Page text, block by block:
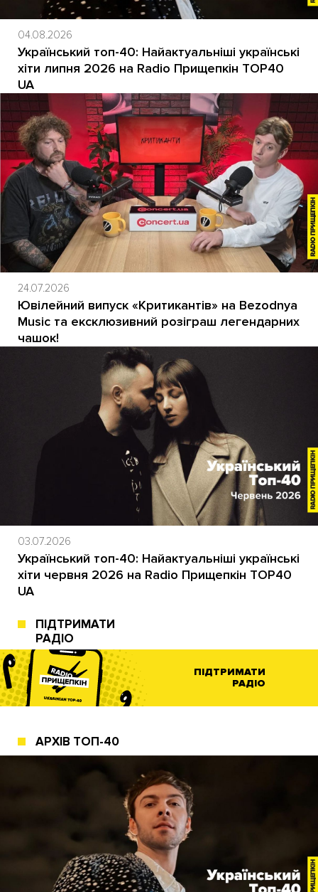
04.08.2026
Український топ-40: Найактуальніші українські
хіти липня 2026 на Radio Прищепкін TOP40
UA
24.07.2026
Ювілейний випуск «Критикантів» на Bezodnya
Music та ексклюзивний розіграш легендарних
чашок!
03.07.2026
Український топ-40: Найактуальніші українські
хіти червня 2026 на Radio Прищепкін TOP40
UA
ПІДТРИМАТИ
РАДІО
ПІДТРИМАТИ
РАДІО
АРХІВ ТОП-40